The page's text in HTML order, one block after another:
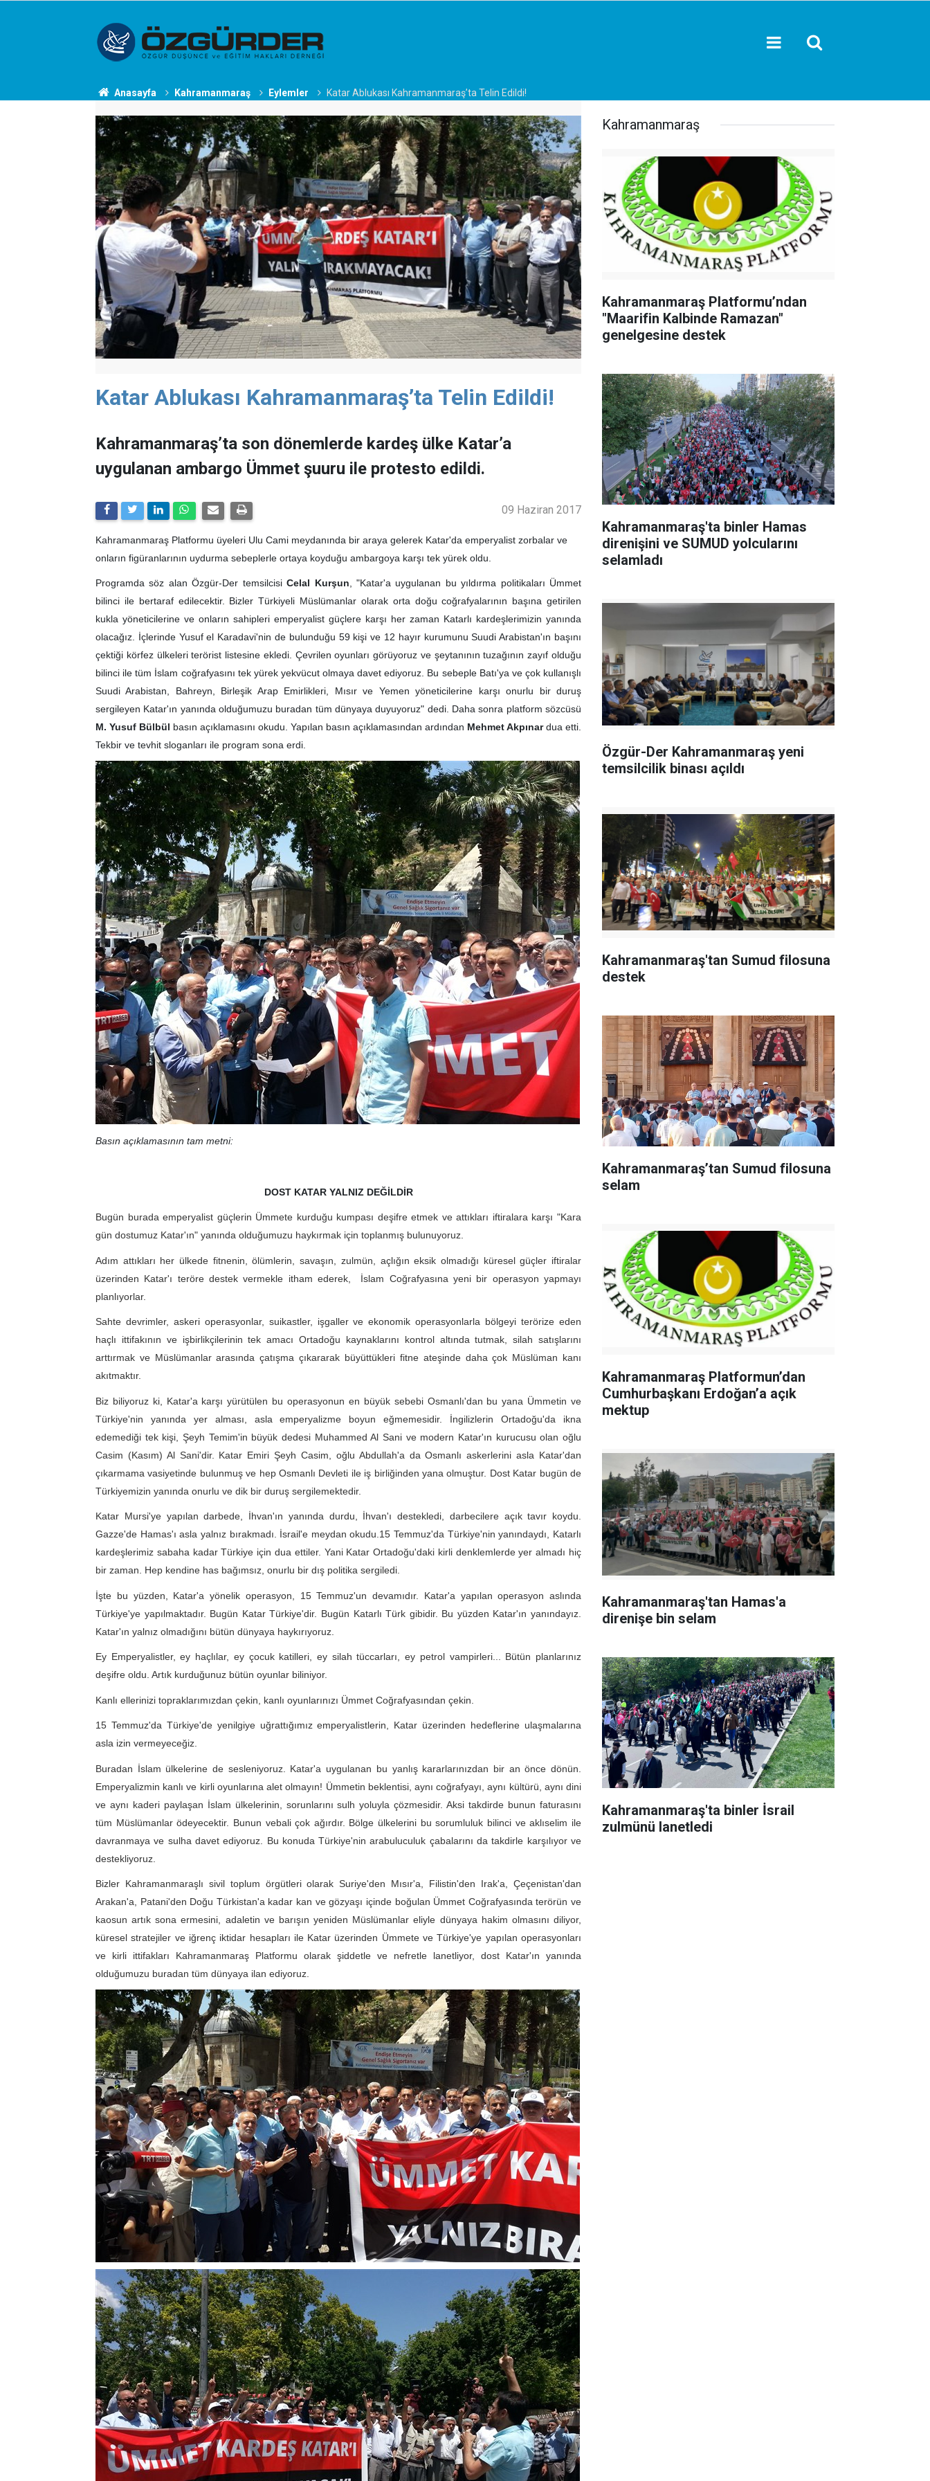
Anasayfa Kahramanmaraş Eylemler Katar Ablukası Kahramanmaraş’ta Telin Edildi!
Katar Ablukası Kahramanmaraş’ta Telin Edildi!
Kahramanmaraş’ta son dönemlerde kardeş ülke Katar’a
uygulanan ambargo Ümmet şuuru ile protesto edildi.
09 Haziran 2017
Kahramanmaraş Platformu üyeleri Ulu Cami meydanında bir araya gelerek Katar'da emperyalist zorbalar ve
onların figüranlarının uydurma sebeplerle ortaya koyduğu ambargoya karşı tek yürek oldu.
Programda söz alan Özgür-Der temsilcisiCelal Kurşun, "Katar'a uygulanan bu yıldırma politikaları Ümmet
bilinci ile bertaraf edilecektir. Bizler Türkiyeli Müslümanlar olarak orta doğu coğrafyalarının başına getirilen
kukla yöneticilerine ve onların sahipleri emperyalist güçlere karşı her zaman Katarlı kardeşlerimizin yanında
olacağız. İçlerinde Yusuf el Karadavi'nin de bulunduğu 59 kişi ve 12 hayır kurumunu Suudi Arabistan'ın başını
çektiği körfez ülkeleri terörist listesine ekledi. Çevrilen oyunları görüyoruz ve şeytanının tuzağının zayıf olduğu
bilinci ile tüm İslam coğrafyasını tek yürek yekvücut olmaya davet ediyoruz. Bu sebeple Batı'ya ve çok kullanışlı
Suudi Arabistan, Bahreyn, Birleşik Arap Emirlikleri, Mısır ve Yemen yöneticilerine karşı onurlu bir duruş
sergileyen Katar'ın yanında olduğumuzu buradan tüm dünyaya duyuyoruz" dedi. Daha sonra platform sözcüsü
M. Yusuf Bülbül basın açıklamasını okudu. Yapılan basın açıklamasından ardından Mehmet Akpınardua etti.
Tekbir ve tevhit sloganları ile program sona erdi.
Basın açıklamasının tam metni:
DOST KATAR YALNIZ DEĞİLDİR
Bugün burada emperyalist güçlerin Ümmete kurduğu kumpası deşifre etmek ve attıkları iftiralara karşı "Kara
gün dostumuz Katar'ın" yanında olduğumuzu haykırmak için toplanmış bulunuyoruz.
Adım attıkları her ülkede fitnenin, ölümlerin, savaşın, zulmün, açlığın eksik olmadığı küresel güçler iftiralar
üzerinden Katar'ı teröre destek vermekle itham ederek, İslam Coğrafyasına yeni bir operasyon yapmayı
planlıyorlar.
Sahte devrimler, askeri operasyonlar, suikastler, işgaller ve ekonomik operasyonlarla bölgeyi terörize eden
haçlı ittifakının ve işbirlikçilerinin tek amacı Ortadoğu kaynaklarını kontrol altında tutmak, silah satışlarını
arttırmak ve Müslümanlar arasında çatışma çıkararak büyüttükleri fitne ateşinde daha çok Müslüman kanı
akıtmaktır.
Biz biliyoruz ki, Katar'a karşı yürütülen bu operasyonun en büyük sebebi Osmanlı'dan bu yana Ümmetin ve
Türkiye'nin yanında yer alması, asla emperyalizme boyun eğmemesidir. İngilizlerin Ortadoğu'da ikna
edemediği tek kişi, Şeyh Temim'in büyük dedesi Muhammed Al Sani ve modern Katar'ın kurucusu olan oğlu
Casim (Kasım) Al Sani'dir. Katar Emiri Şeyh Casim, oğlu Abdullah'a da Osmanlı askerlerini asla Katar'dan
çıkarmama vasiyetinde bulunmuş ve hep Osmanlı Devleti ile iş birliğinden yana olmuştur. Dost Katar bugün de
Türkiyemizin yanında onurlu ve dik bir duruş sergilemektedir.
Katar Mursi'ye yapılan darbede, İhvan'ın yanında durdu, İhvan'ı destekledi, darbecilere açık tavır koydu.
Gazze'de Hamas'ı asla yalnız bırakmadı. İsrail'e meydan okudu.15 Temmuz'da Türkiye'nin yanındaydı, Katarlı
kardeşlerimiz sabaha kadar Türkiye için dua ettiler. Yani Katar Ortadoğu'daki kirli denklemlerde yer almadı hiç
bir zaman. Hep kendine has bağımsız, onurlu bir dış politika sergiledi.
İşte bu yüzden, Katar'a yönelik operasyon, 15 Temmuz'un devamıdır. Katar'a yapılan operasyon aslında
Türkiye'ye yapılmaktadır. Bugün Katar Türkiye'dir. Bugün Katarlı Türk gibidir. Bu yüzden Katar'ın yanındayız.
Katar'ın yalnız olmadığını bütün dünyaya haykırıyoruz.
Ey Emperyalistler, ey haçlılar, ey çocuk katilleri, ey silah tüccarları, ey petrol vampirleri... Bütün planlarınız
deşifre oldu. Artık kurduğunuz bütün oyunlar biliniyor.
Kanlı ellerinizi topraklarımızdan çekin, kanlı oyunlarınızı Ümmet Coğrafyasından çekin.
15 Temmuz'da Türkiye'de yenilgiye uğrattığımız emperyalistlerin, Katar üzerinden hedeflerine ulaşmalarına
asla izin vermeyeceğiz.
Buradan İslam ülkelerine de sesleniyoruz. Katar'a uygulanan bu yanlış kararlarınızdan bir an önce dönün.
Emperyalizmin kanlı ve kirli oyunlarına alet olmayın! Ümmetin beklentisi, aynı coğrafyayı, aynı kültürü, aynı dini
ve aynı kaderi paylaşan İslam ülkelerinin, sorunlarını sulh yoluyla çözmesidir. Aksi takdirde bunun faturasını
tüm Müslümanlar ödeyecektir. Bunun vebali çok ağırdır. Bölge ülkelerini bu sorumluluk bilinci ve aklıselim ile
davranmaya ve sulha davet ediyoruz. Bu konuda Türkiye'nin arabuluculuk çabalarını da takdirle karşılıyor ve
destekliyoruz.
Bizler Kahramanmaraşlı sivil toplum örgütleri olarak Suriye'den Mısır'a, Filistin'den Irak'a, Çeçenistan'dan
Arakan'a, Patani'den Doğu Türkistan'a kadar kan ve gözyaşı içinde boğulan Ümmet Coğrafyasında terörün ve
kaosun artık sona ermesini, adaletin ve barışın yeniden Müslümanlar eliyle dünyaya hakim olmasını diliyor,
küresel stratejiler ve iğrenç iktidar hesapları ile Katar üzerinden Ümmete ve Türkiye'ye yapılan operasyonları
ve kirli ittifakları Kahramanmaraş Platformu olarak şiddetle ve nefretle lanetliyor, dost Katar'ın yanında
olduğumuzu buradan tüm dünyaya ilan ediyoruz.
Kahramanmaraş
Kahramanmaraş Platformu’ndan
"Maarifin Kalbinde Ramazan"
genelgesine destek
Kahramanmaraş'ta binler Hamas
direnişini ve SUMUD yolcularını
selamladı
Özgür-Der Kahramanmaraş yeni
temsilcilik binası açıldı
Kahramanmaraş'tan Sumud filosuna
destek
Kahramanmaraş’tan Sumud filosuna
selam
Kahramanmaraş Platformun’dan
Cumhurbaşkanı Erdoğan’a açık
mektup
Kahramanmaraş'tan Hamas'a
direnişe bin selam
Kahramanmaraş'ta binler İsrail
zulmünü lanetledi